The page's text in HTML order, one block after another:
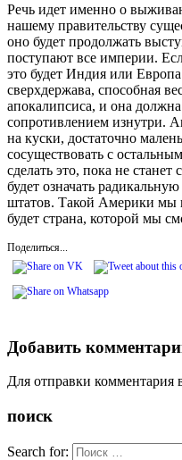
Речь идет именно о
нашему правительству
оно будет продолжать
поступают все империи.
это будет Индия или
сверхдержава, способная
апокалипсиса, и она
сопротивлением изнутри.
на куски, достаточно
сосуществовать с
сделать это, пока не
будет означать
штатов. Такой Америки мы
будет страна, которой мы
Поделиться...
Добавить
Для отправки комментария
поиск
Search for: